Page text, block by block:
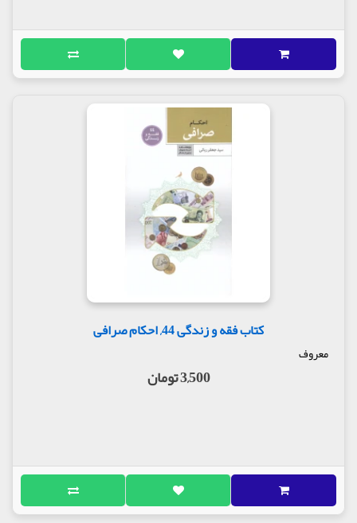
کتاب فقه و زندگی 44, احکام صرافی
معروف
3,500 تومان